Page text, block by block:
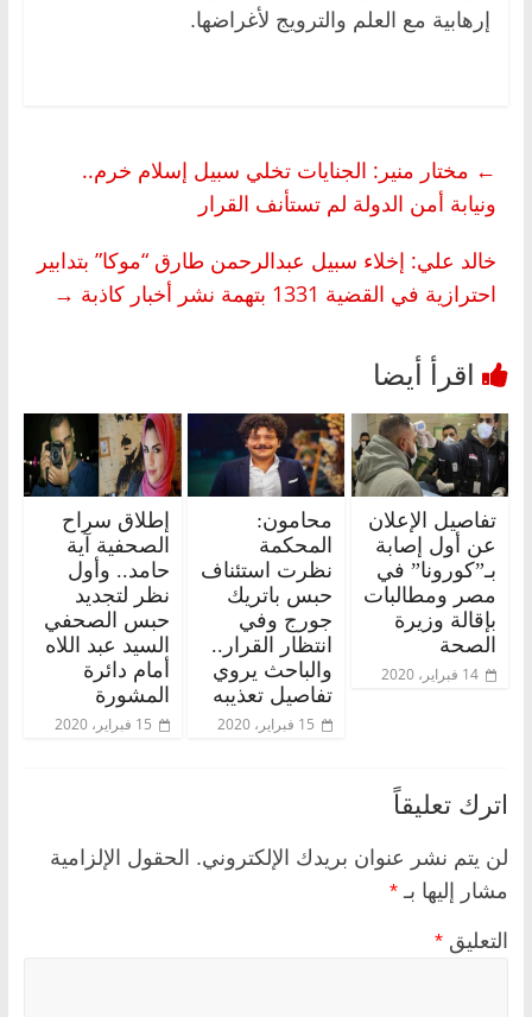
إرهابية مع العلم والترويج لأغراضها.
← مختار منير: الجنايات تخلي سبيل إسلام خرم..
ونيابة أمن الدولة لم تستأنف القرار
خالد علي: إخلاء سبيل عبدالرحمن طارق “موكا” بتدابير
احترازية في القضية 1331 بتهمة نشر أخبار كاذبة
→
تفاصيل الإعلان
عن أول إصابة
بـ”كورونا” في
مصر ومطالبات
بإقالة وزيرة
الصحة
14 فبراير، 2020
محامون:
المحكمة
نظرت استئناف
حبس باتريك
جورج وفي
انتظار القرار..
والباحث يروي
تفاصيل تعذيبه
15 فبراير، 2020
إطلاق سراح
الصحفية آية
حامد.. وأول
نظر لتجديد
حبس الصحفي
السيد عبد اللاه
أمام دائرة
المشورة
15 فبراير، 2020
اترك تعليقاً
لن يتم نشر عنوان بريدك الإلكتروني. الحقول الإلزامية
مشار إليها بـ *
التعليق *